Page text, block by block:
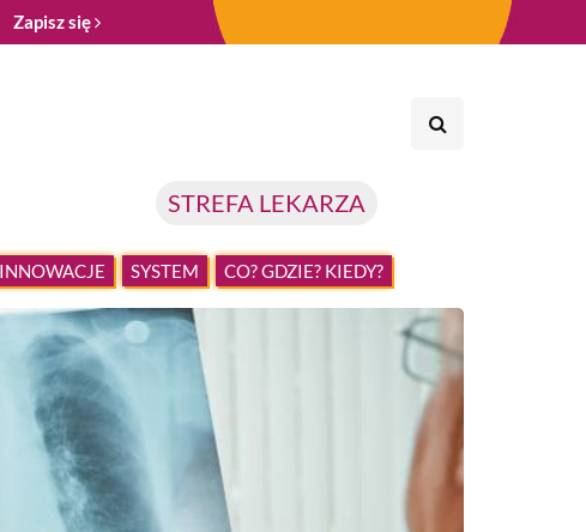
Zapisz się
STREFA LEKARZA
INNOWACJE SYSTEM CO? GDZIE? KIEDY?